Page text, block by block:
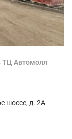
ТЦ Автомолл
шоссе, д. 2А